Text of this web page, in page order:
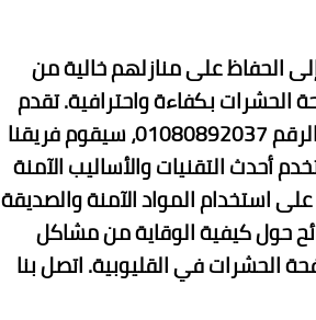
الحفاظ على منازلهم خالية من
بكفاءة واحترافية. تقدم
شركتنا خصم 20% على جميع خدماتنا الحالية، مما يجعلنا الخيار الأمثل لكافة العملاء. بمجرد الاتصال بنا على الرقم 01080892037، سيقوم فريقنا
التقنيات والأساليب الآمنة
استخدام المواد الآمنة والصديقة
حول كيفية الوقاية من مشاكل
في القليوبية. اتصل بنا